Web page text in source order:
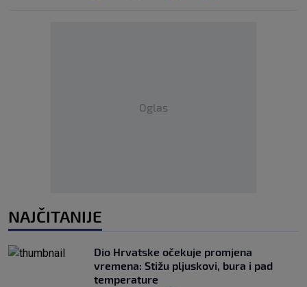
Oglas
NAJČITANIJE
Dio Hrvatske očekuje promjena
vremena: Stižu pljuskovi, bura i pad
temperature